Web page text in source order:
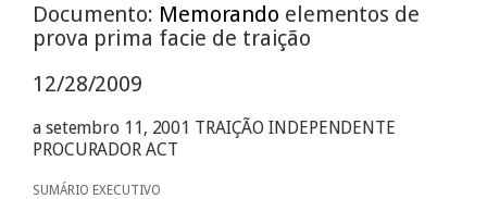
Documento: Memorando elementos de
prova prima facie de traição
12/28/2009
a setembro 11, 2001 TRAIÇÃO INDEPENDENTE
PROCURADOR ACT
SUMÁRIO EXECUTIVO